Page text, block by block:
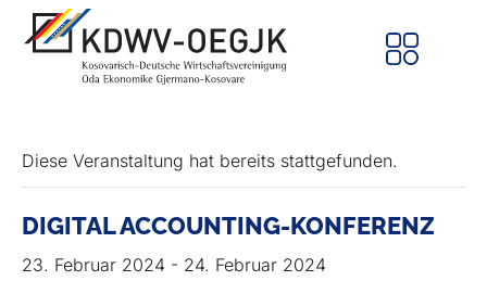
Diese Veranstaltung hat bereits stattgefunden.
DIGITAL ACCOUNTING-KONFERENZ
23. Februar 2024 - 24. Februar 2024